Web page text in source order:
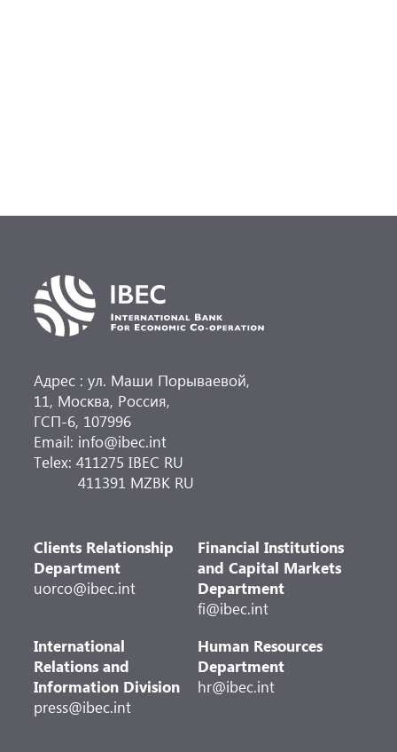
Адрес : ул. Маши Порываевой,
11, Москва, Россия,
ГСП-6, 107996
Email: info@ibec.int
Telex: 411275 IBEC RU
411391 MZBK RU
Clients Relationship
Department
uorco@ibec.int
Financial Institutions
and Capital Markets
Department
fi@ibec.int
International
Relations and
Information Division
press@ibec.int
Human Resources
Department
hr@ibec.int